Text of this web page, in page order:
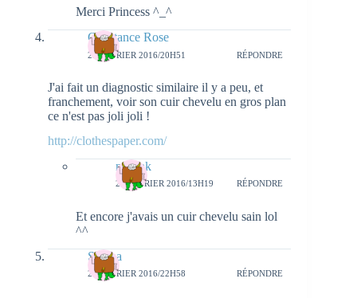
Merci Princess ^_^
Constance Rose
22 FÉVRIER 2016/20H51 RÉPONDRE
J'ai fait un diagnostic similaire il y a peu, et
franchement, voir son cuir chevelu en gros plan
ce n'est pas joli joli !
http://clothespaper.com/
natieak
25 FÉVRIER 2016/13H19 RÉPONDRE
Et encore j'avais un cuir chevelu sain lol
^^
Serena
22 FÉVRIER 2016/22H58 RÉPONDRE